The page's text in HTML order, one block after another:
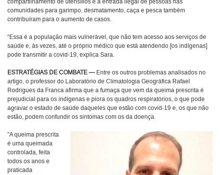
compartilhamento de utensílios e a entrada ilegal de pessoas nas
comunidades para garimpo, desmatamento, caça e pesca também
contribuíram para o aumento de casos.
“Essa é a população mais vulnerável, que não tem acesso aos serviços de
saúde e, às vezes, até o próprio médico que está atendendo [os indígenas]
pode transmitir a covid-19, explica Sara.
ESTRATÉGIAS DE COMBATE —Entre os outros problemas analisados no
artigo, o professor do Laboratório de Climatologia Geográfica Rafael
Rodrigues da Franca afirma que a fumaça que vem da queima prescrita é
prejudicial para os indígenas e piora os quadros respiratórios, o que pode
agravar o estado de saúde daqueles que estão com covid-19 e, os que não
estão, podem confundir os sintomas com os da doença.
"A queima prescrita
é uma queimada
controlada, feita
todos os anos e
praticada